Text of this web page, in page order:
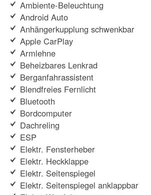
Ambiente-Beleuchtung
Android Auto
Anhängerkupplung schwenkbar
Apple CarPlay
Armlehne
Beheizbares Lenkrad
Berganfahrassistent
Blendfreies Fernlicht
Bluetooth
Bordcomputer
Dachreling
ESP
Elektr. Fensterheber
Elektr. Heckklappe
Elektr. Seitenspiegel
Elektr. Seitenspiegel anklappbar